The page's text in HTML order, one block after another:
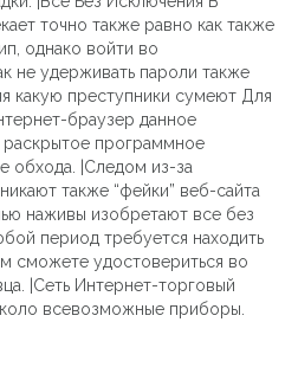
точно также равно как также
однако войти во
не удерживать пароли также
какую преступники сумеют Для
браузер данное
раскрытое программное
обхода. |Следом из-за
также “фейки” веб-сайта
наживы изобретают все без
период требуется находить
сможете удостовериться во
|Сеть Интернет-торговый
всевозможные приборы.